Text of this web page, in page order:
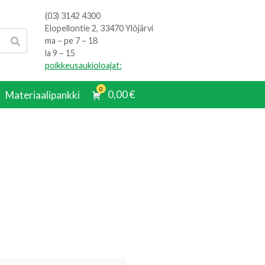
(03) 3142 4300
Elopellontie 2, 33470 Ylöjärvi
ma – pe 7 – 18
la 9 – 15
poikkeusaukioloajat:
Materiaalipankki 0 0,00€